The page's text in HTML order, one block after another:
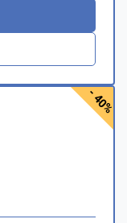
- 40%